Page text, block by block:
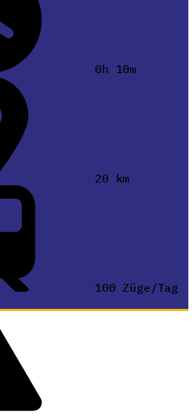
0h 10m
20 km
100 Züge/Tag